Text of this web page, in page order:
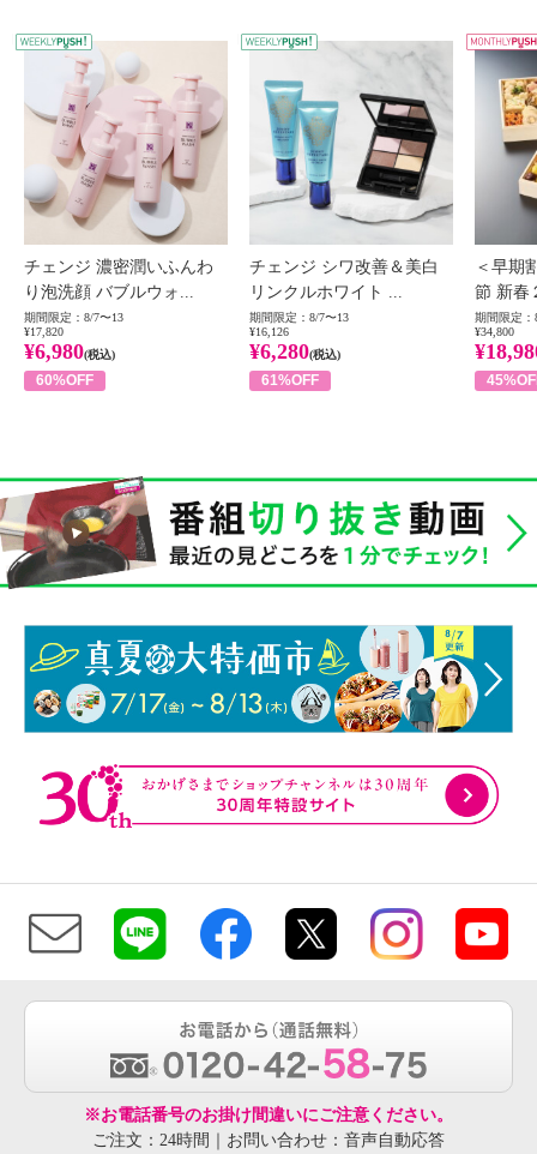
WEEKLY PUSH
チェンジ 濃密潤いふんわ
り泡洗顔 バブルウォ...
期間限定：8/7〜13
¥17,820
¥6,980(税込)
60%OFF
チェンジ シワ改善＆美白
リンクルホワイト ...
期間限定：8/7〜13
¥16,126
¥6,280(税込)
61%OFF
＜早期
節 新春
期間限定：
¥34,800
※お電話番号のお掛け間違いにご注意ください。
ご注文：24時間｜お問い合わせ：音声自動応答